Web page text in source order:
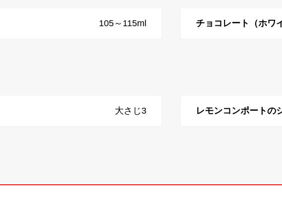
105～115ml チョコレート（ホワ
大さじ3 レモンコンポートの